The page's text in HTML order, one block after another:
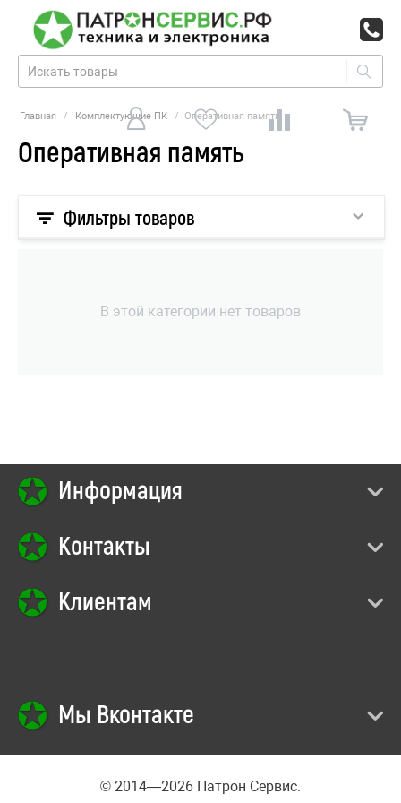
Главная / Комплектующие ПК / Оперативная память
Оперативная память
Фильтры товаров
В этой категории нет товаров
Информация
Контакты
Клиентам
Мы Вконтакте
© 2014—2026 Патрон Сервис.